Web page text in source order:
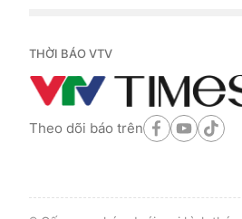
THỜI BÁO VTV
Theo dõi báo trên